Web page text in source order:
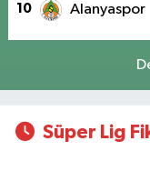
10 Alanyaspor
Süper Lig